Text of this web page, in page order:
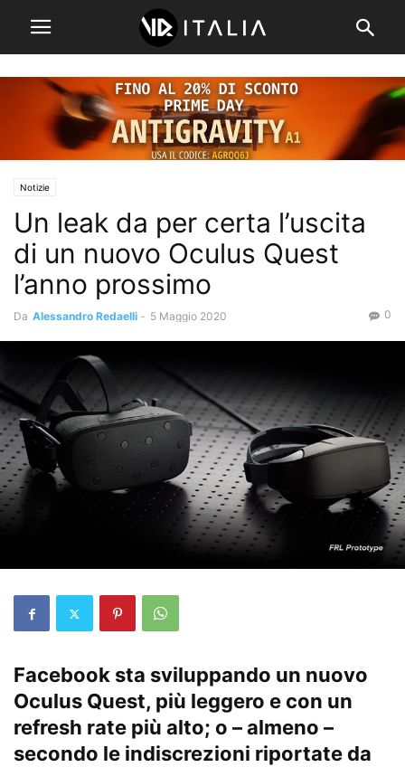
Notizie
Un leak da per certa l’uscita
di un nuovo Oculus Quest
l’anno prossimo
Da Alessandro Redaelli - 5 Maggio 2020 0
Facebook sta sviluppando un nuovo
Oculus Quest, più leggero e con un
refresh rate più alto; o – almeno –
secondo le indiscrezioni riportate da